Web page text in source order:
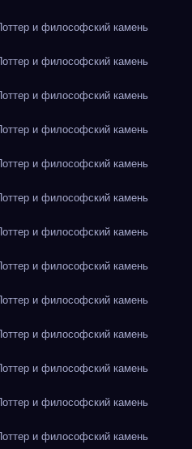
и философский камень
и философский камень
и философский камень
и философский камень
и философский камень
и философский камень
и философский камень
и философский камень
и философский камень
и философский камень
и философский камень
и философский камень
и философский камень